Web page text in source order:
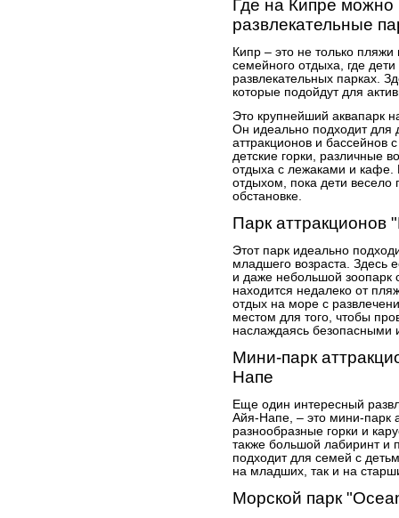
Где на Кипре можно
развлекательные
Кипр – это не только
семейного отдыха, где
развлекательных парках.
которые подойдут для
Это крупнейший аквапарк
Он идеально подходит для
аттракционов и бассейнов
детские горки, различные
отдыха с лежаками и кафе.
отдыхом, пока дети весело
обстановке.
Парк аттракционов
Этот парк идеально
младшего возраста. Здесь
и даже небольшой
находится недалеко от
отдых на море с
местом для того, чтобы
наслаждаясь безопасными
Мини-парк
Напе
Еще один интересный
Айя-Напе, – это мини-парк
разнообразные горки и
также большой лабиринт и
подходит для семей с
на младших, так и на
Морской парк